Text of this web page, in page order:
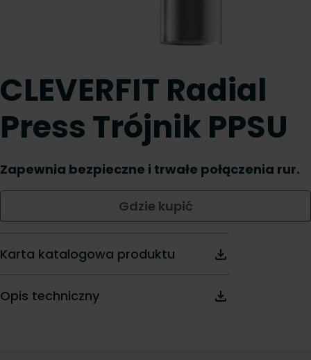
CLEVERFIT Radial
Press Trójnik PPSU
Zapewnia bezpieczne i trwałe połączenia rur.
Gdzie kupić
Karta katalogowa produktu
Opis techniczny